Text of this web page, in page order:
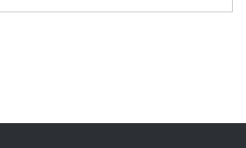
电机组灵活性改造项目三元液态盐